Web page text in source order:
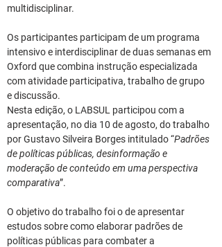
multidisciplinar.
Os participantes participam de um programa
intensivo e interdisciplinar de duas semanas em
Oxford que combina instrução especializada
com atividade participativa, trabalho de grupo
e discussão.
Nesta edição, o LABSUL participou com a
apresentação, no dia 10 de agosto, do trabalho
por Gustavo Silveira Borges intitulado “Padrões
de políticas públicas, desinformação e
moderação de conteúdo em uma perspectiva
comparativa”.
O objetivo do trabalho foi o de apresentar
estudos sobre como elaborar padrões de
políticas públicas para combater a